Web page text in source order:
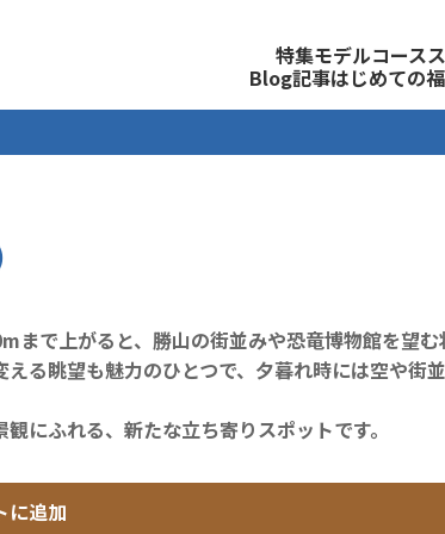
公式サイ
特集モデルコース
Blog記事はじめての
まで上がると、勝山の街並みや恐竜博物館を望む
える眺望も魅力のひとつで、夕暮れ時には空や街
にふれる、新たな立ち寄りスポットです。
に追加